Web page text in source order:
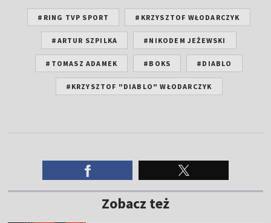
#RING TVP SPORT #KRZYSZTOF WŁODARCZYK
#ARTUR SZPILKA #NIKODEM JEŻEWSKI
#TOMASZ ADAMEK #BOKS #DIABLO
#KRZYSZTOF "DIABLO" WŁODARCZYK
Zobacz też